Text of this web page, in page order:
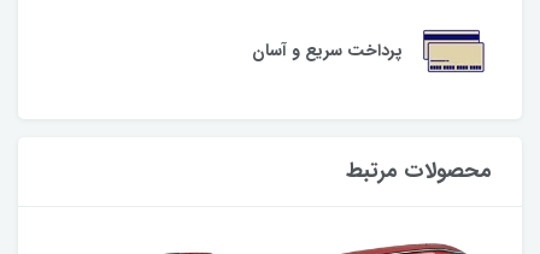
پرداخت سریع و آسان
محصولات مرتبط